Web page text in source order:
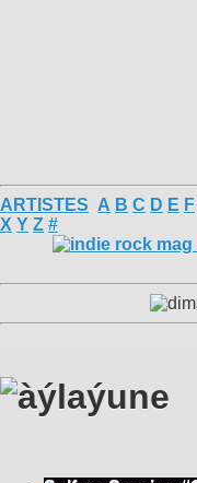
ARTISTES A B C D E F
X Y Z #